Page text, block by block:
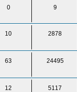
0 9
10 2878
63 24495
12 5117